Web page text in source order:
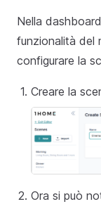
Nella
funzionalità del
configurare la
Creare la
Ora si può